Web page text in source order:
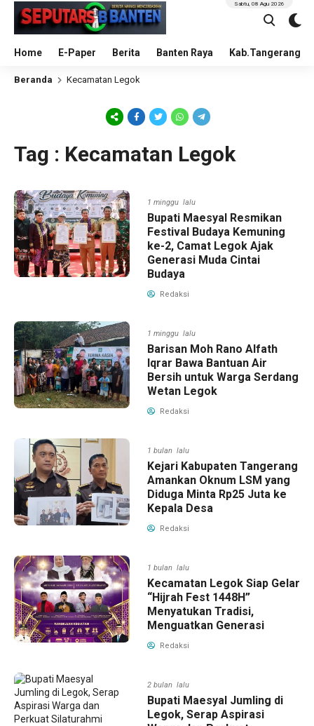
Home E-Paper Berita Banten Raya Kab.Tangerang
Sabtu, 08 Agu 2026
Beranda Kecamatan Legok
Tag : Kecamatan Legok
1 minggu lalu
Bupati Maesyal Resmikan
Festival Budaya Kemuning
ke-2, Camat Legok Ajak
Generasi Muda Cintai
Budaya
Redaksi
1 minggu lalu
Barisan Moh Rano Alfath
Iqrar Bawa Bantuan Air
Bersih untuk Warga Serdang
Wetan Legok
Redaksi
1 bulan lalu
Kejari Kabupaten Tangerang
Amankan Oknum LSM yang
Diduga Minta Rp25 Juta ke
Kepala Desa
Redaksi
1 bulan lalu
Kecamatan Legok Siap Gelar
“Hijrah Fest 1448H”
Menyatukan Tradisi,
Menguatkan Generasi
Redaksi
2 bulan lalu
Bupati Maesyal Jumling di
Legok, Serap Aspirasi